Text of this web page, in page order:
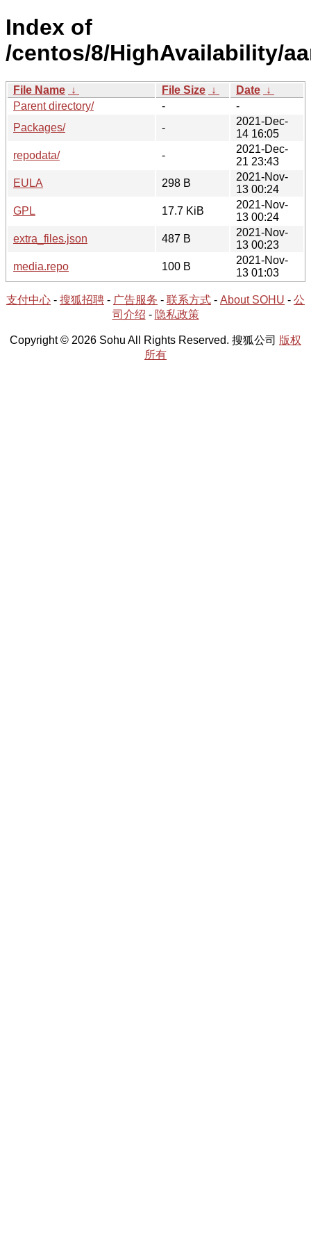
Index of
/centos/8/HighAvailability/
File Name ↓ File Size ↓ Date ↓
Parent directory/
-
-
Packages/
-
2021-Dec-
14 16:05
repodata/
-
2021-Dec-
21 23:43
EULA
298 B
2021-Nov-
13 00:24
GPL
17.7 KiB
2021-Nov-
13 00:24
extra_files.json
487 B
2021-Nov-
13 00:23
media.repo
100 B
2021-Nov-
13 01:03
支付中心 - 搜狐招聘 - 广告服务 - 联系方式 - About SOHU - 公
司介绍 - 隐私政策
Copyright © 2026 Sohu All Rights Reserved. 搜狐公司 版权
所有